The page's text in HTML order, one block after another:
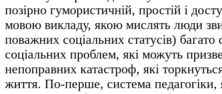
позірно гумористичній, простій і
мовою викладу, якою мислять люди
поважних соціальних статусів)
соціальних проблем, які можуть
непоправних катастроф, які
життя. По-перше, система педагогіки,